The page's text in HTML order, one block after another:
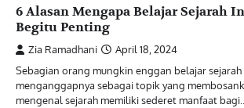
6 Alasan Mengapa Belajar Sejarah
Begitu Penting
Zia Ramadhani
April 18, 2024
Sebagian orang mungkin enggan belajar
menganggapnya sebagai topik yang
mengenal sejarah memiliki sederet manfaat